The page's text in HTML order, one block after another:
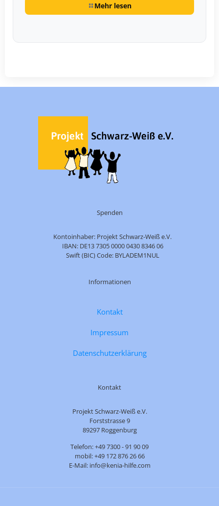
Mehr lesen
Spenden
Kontoinhaber: Projekt Schwarz-Weiß e.V.
IBAN: DE13 7305 0000 0430 8346 06
Swift (BIC) Code: BYLADEM1NUL
Informationen
Kontakt
Impressum
Datenschutzerklärung
Kontakt
Projekt Schwarz-Weiß e.V.
Forststrasse 9
89297 Roggenburg
Telefon: +49 7300 - 91 90 09
mobil: +49 172 876 26 66
E-Mail: info@kenia-hilfe.com